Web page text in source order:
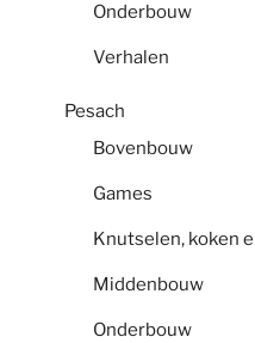
Onderbouw
Verhalen
Pesach
Bovenbouw
Games
Knutselen, koken
Middenbouw
Onderbouw